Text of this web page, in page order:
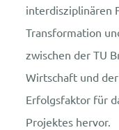
interdisziplinären
Transformation
zwischen der TU
Wirtschaft und
Erfolgsfaktor für
Projektes hervor.